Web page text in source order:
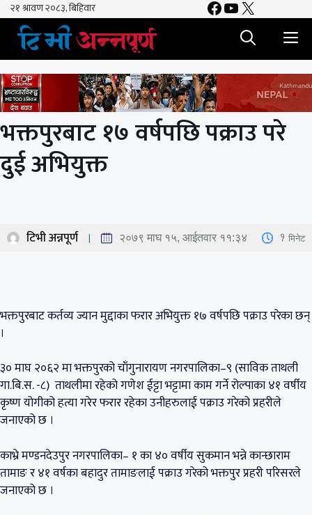
Skip
content
Facebook
YouTube
X
भक्तपुरबाट १७ वर्षपछि पक्राउ परे
दुई अभियुक्त
टिभी अन्नपूर्ण २०७९ माघ १५, आईतवार ११:३४ 1 मिनेट
भक्तपुरबाट कर्तव्य ज्यान मुद्दाका फरार अभियुक्त १७ वर्षपछि पक्राउ परेका छन्
।
३० माघ २०६२ मा भक्तपुरको चाँगुनारायण नगरपालिका–९ (साविक ताथली
गा.बि.स. -८) ताथलीमा रहेको गणेश ईट्टा भट्टामा काम गर्ने रोल्पाका ४१ वर्षीय
कृष्ण योगीको हत्या गरेर फरार रहेका उनीहरुलाई पक्राउ गरेको प्रहरीले
जनाएको छ ।
काभ्रे मण्डनदेउपुर नगरपालिका– १ का ४० वर्षीय सुकमान भन्ने कान्छाराम
तामाङ र ४१ वर्षका बहादुर तामाङलाई पक्राउ गरेको भक्तपुर प्रहरी परिसरले
जनाएको छ ।